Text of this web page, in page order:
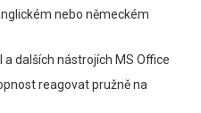
nebo německém
a dalších nástrojích MS Office
reagovat pružně na